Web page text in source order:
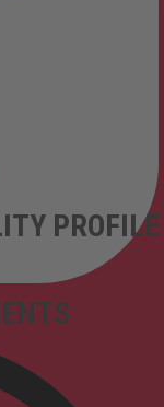
PROFILE